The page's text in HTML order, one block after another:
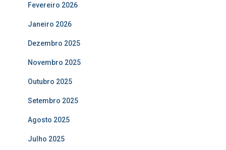
Fevereiro 2026
Janeiro 2026
Dezembro 2025
Novembro 2025
Outubro 2025
Setembro 2025
Agosto 2025
Julho 2025